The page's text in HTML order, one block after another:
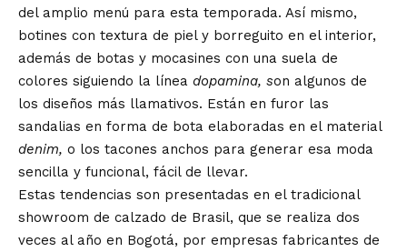
del amplio menú para esta temporada. Así mismo,
botines con textura de piel y borreguito en el interior,
además de botas y mocasines con una suela de
colores siguiendo la línea dopamina, son algunos de
los diseños más llamativos. Están en furor las
sandalias en forma de bota elaboradas en el material
denim, o los tacones anchos para generar esa moda
sencilla y funcional, fácil de llevar.
Estas tendencias son presentadas en el tradicional
showroom de calzado de Brasil, que se realiza dos
veces al año en Bogotá, por empresas fabricantes de